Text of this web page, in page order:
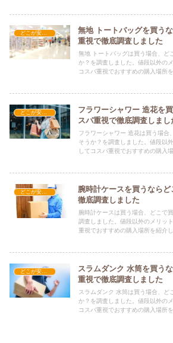
どこが安い？-雑貨
無地 トートバッグを買う
重視で徹底調査しました
無地 トートバッグは買う場合、ど
か？を調査しました。値段以外の
コスパ重視でおすすめの購入場所を
どこが安い？-雑貨
フラワーシャワー 造花を
スパ重視で徹底調査しまし
フラワーシャワー 造花は買う場合
そうか？を調査しました。値段以
してコスパ重視でおすすめの購入
どこが安い？-雑貨
腕時計ケースを買うなら
徹底調査しました
腕時計ケースは買う場合、どこで
調査しました。値段以外のメリッ
重視でおすすめの購入場所を紹介し
どこが安い？-雑貨
スラムダンク 水筒を買う
重視で徹底調査しました
スラムダンク 水筒は買う場合、ど
か？を調査しました。値段以外の
コスパ重視でおすすめの購入場所を